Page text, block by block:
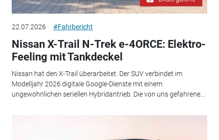
22.07.2026 #Fahrbericht
Nissan X-Trail N-Trek e-4ORCE: Elektro-
Feeling mit Tankdeckel
Nissan hat den X-Trail überarbeitet. Der SUV verbindet im
Modelljahr 2026 digitale Google-Dienste mit einem
ungewöhnlichen seriellen Hybridantrieb. Die von uns gefahrene...